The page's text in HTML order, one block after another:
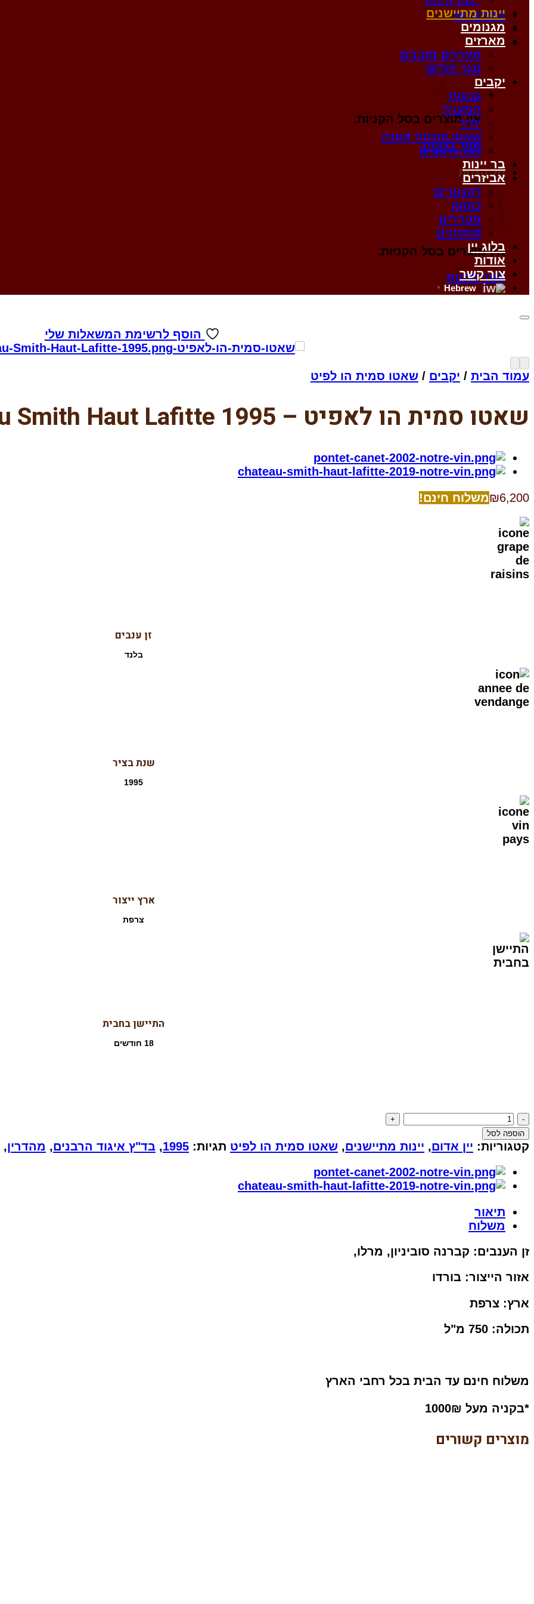
התחברות
סל קניות /
אין מוצרים בסל הקניות.
חזור לחנות
סל קניות
אין מוצרים בסל הקניות.
חזור לחנות
יינות מתיישנים
מגנומים
מארזים
מארזים מובנים
מנוי חודשי
יקבים
גבעות
המערה
יתיר
שאטו פונטה קאנה
לכל היקבים
בר יינות
אביזרים
דקנטרים
כוסות
מקררים
פותחנים
בלוג יין
אודות
צור קשר
Hebrew
▼
הוסף לרשימת המשאלות שלי
עמוד הבית / יקבים / שאטו סמית הו לפיט
שאטו סמית הו לאפיט – Chateau Smith Haut Lafitte 1995
₪6,200 משלוח חינם!
זן ענבים
בלנד
שנת בציר
1995
ארץ ייצור
צרפת
התיישן בחבית
18 חודשים
כמות
של
שאטו
הו
לאפיט
Chateau
Smith
Lafitte
הוספה לסל
קטגוריות: יין אדום, יינות מתיישנים, שאטו סמית הו לפיט תגיות: 1995
, בד"ץ איגוד הרבנים, מהדרין,
תיאור
משלוח
זן הענבים: קברנה סוביניון, מרלו,
אזור הייצור: בורדו
ארץ: צרפת
תכולה: 750 מ"ל
משלוח חינם עד הבית בכל רחבי הארץ
*בקניה מעל 1000₪
מוצרים קשורים